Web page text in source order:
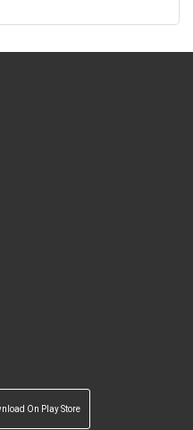
On Play Store